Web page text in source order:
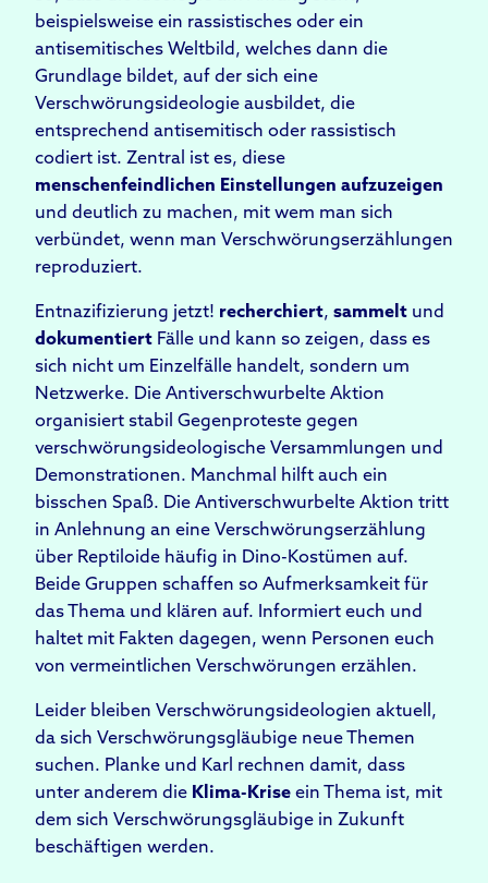
beispielsweise ein rassistisches oder ein
antisemitisches Weltbild, welches dann die
Grundlage bildet, auf der sich eine
Verschwörungsideologie ausbildet, die
entsprechend antisemitisch oder rassistisch
codiert ist. Zentral ist es, diese
menschenfeindlichen Einstellungen aufzuzeigen
und deutlich zu machen, mit wem man sich
verbündet, wenn man Verschwörungserzählungen
reproduziert.
Entnazifizierung jetzt! recherchiert, sammel t und
dokumentiert Fälle und kann so zeigen, dass es
sich nicht um Einzelfälle handelt, sondern um
Netzwerke. Die Antiverschwurbelte Aktion
organisiert stabil Gegenproteste gegen
verschwörungsideologische Versammlungen und
Demonstrationen. Manchmal hilft auch ein
bisschen Spaß. Die Antiverschwurbelte Aktion tritt
in Anlehnung an eine Verschwörungserzählung
über Reptiloide häufig in Dino-Kostümen auf.
Beide Gruppen schaffen so Aufmerksamkeit für
das Thema und klären auf. Informiert euch und
haltet mit Fakten dagegen, wenn Personen euch
von vermeintlichen Verschwörungen erzählen.
Leider bleiben Verschwörungsideologien aktuell,
da sich Verschwörungsgläubige neue Themen
suchen. Planke und Karl rechnen damit, dass
unter anderem die Klima-Krise ein Thema ist, mit
dem sich Verschwörungsgläubige in Zukunft
beschäftigen werden.